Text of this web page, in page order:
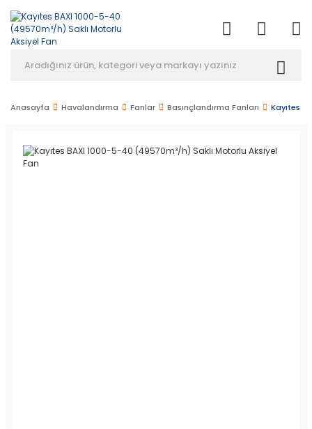
Anasayfa Havalandırma Fanlar Basınçlandırma Fanları Kayıtes